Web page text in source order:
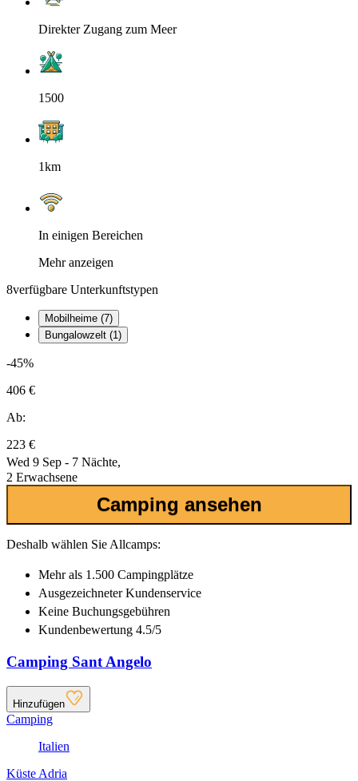
Direkter Zugang zum Meer
1500
1km
In einigen Bereichen
Mehr anzeigen
8verfügbare Unterkunftstypen
Mobilheime (7)
Bungalowzelt (1)
-45%
406 €
Ab:
223 €
Wed 9 Sep - 7 Nächte,
2 Erwachsene
Camping ansehen
Deshalb wählen Sie Allcamps:
Mehr als 1.500 Campingplätze
AusgezeichneterKundenservice
Keine Buchungsgebühren
Kundenbewertung 4.5/5
Camping Sant Angelo
Hinzufügen
Camping
Italien
Küste Adria